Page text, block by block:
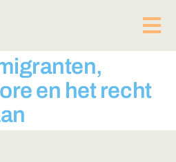
en het recht